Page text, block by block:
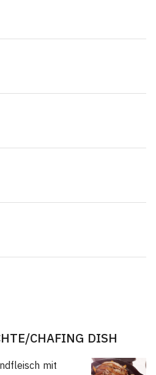
CHAFING DISH
mit